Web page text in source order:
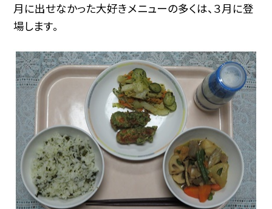
月に出せなかった大好きメニューの多くは、３月に登
場します。